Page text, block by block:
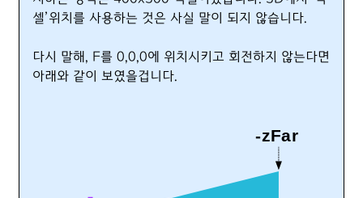
셀’위치를 사용하는 것은 사실 말이 되지 않습니다.
다시 말해, F를 0,0,0에 위치시키고 회전하지 않는다면
아래와 같이 보였을겁니다.